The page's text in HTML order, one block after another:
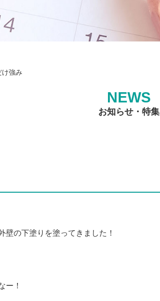
け強み
NEWS
お知らせ・特集
壁の下塗りを塗ってきました！
ー！